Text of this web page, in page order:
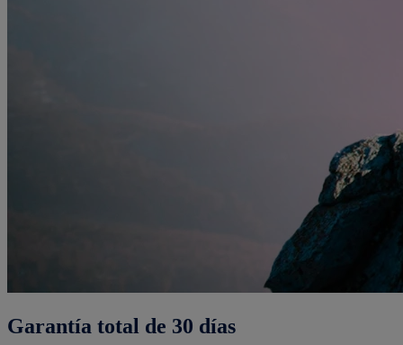
Garantía total de 30 días